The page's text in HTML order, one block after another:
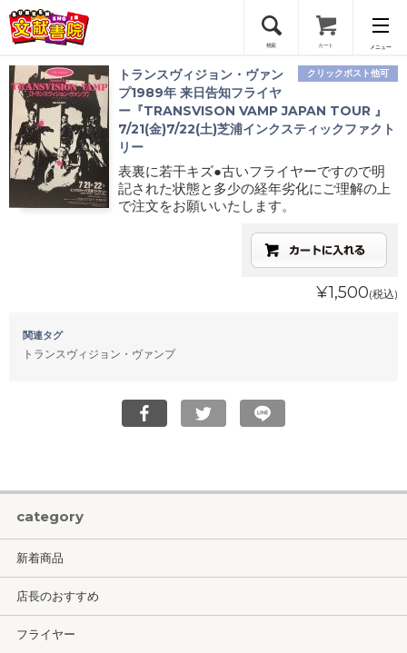
検索 カート メニュー
会員登録
ログイン
クリックポスト他可
トランスヴィジョン・ヴァン
プ1989年 来日告知フライヤ
ー『TRANSVISON VAMP JAPAN TOUR 』
7/21(金)7/22(土)芝浦インクスティックファクト
リー
表裏に若干キズ●古いフライヤーですので明
記された状態と多少の経年劣化にご理解の上
で注文をお願いいたします。
¥1,500(税込)
関連タグ
トランスヴィジョン・ヴァンプ
category
新着商品
店長のおすすめ
フライヤー